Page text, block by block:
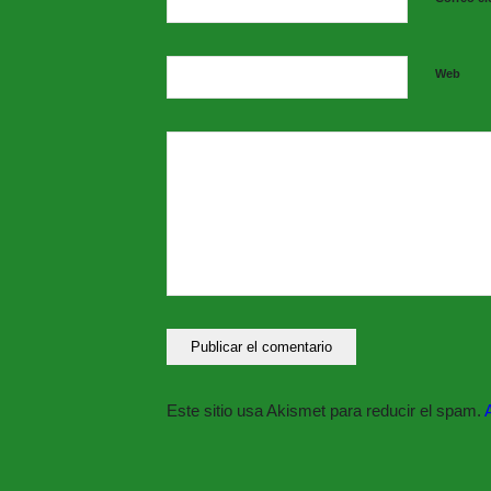
@juvenil_consuegra
@atlconsuegra
Tlf. 678 404 727 /
Web
Este sitio usa Akismet para reducir el spam.